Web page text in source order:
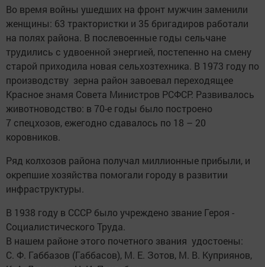
Во время войны ушедших на фронт мужчин заменили
женщины: 63 трактористки и 35 бригадиров работали
на полях района. В послевоенные годы сельчане
трудились с удвоенной энергией, постепенно на смену
старой приходила ­новая ­сельхозтехника. В 1973 году по
производству зерна район завое­вал переходящее
Красное знамя ­Совета ­Министров РСФСР. Развивалось
животноводство: в 70-е годы было построено
7 спецхозов, ежегодно сдавалось по 18 – 20
коровников.
Ряд колхозов района получал миллионные прибыли, и
окрепшие хозяйства помогали городу в развитии
инфраструктуры.
В 1938 году в СССР было учреждено звание ­Героя ­
Социалистического ­Труда. ­
В нашем районе этого ­почетного звания удостоены:
С. Ф. ­Габбазов (Габбасов), М. Е. Зо­тов, М. В. Куприянов,